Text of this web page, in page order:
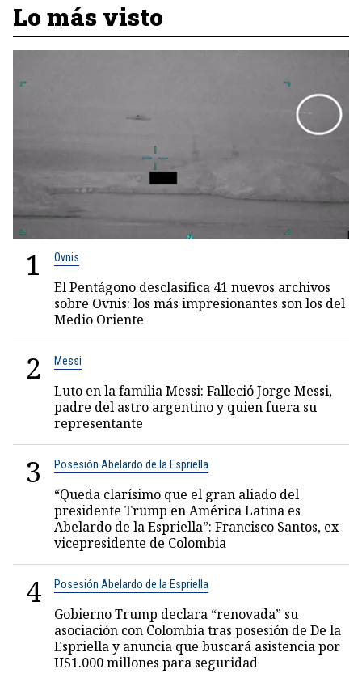
Lo más visto
1 Ovnis
El Pentágono desclasifica 41 nuevos archivos
sobre Ovnis: los más impresionantes son los del
Medio Oriente
2 Messi
Luto en la familia Messi: Falleció Jorge Messi,
padre del astro argentino y quien fuera su
representante
3 Posesión Abelardo de la Espriella
“Queda clarísimo que el gran aliado del
presidente Trump en América Latina es
Abelardo de la Espriella”: Francisco Santos, ex
vicepresidente de Colombia
4 Posesión Abelardo de la Espriella
Gobierno Trump declara “renovada” su
asociación con Colombia tras posesión de De la
Espriella y anuncia que buscará asistencia por
US1.000 millones para seguridad